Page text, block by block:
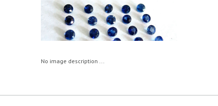
No image description ...